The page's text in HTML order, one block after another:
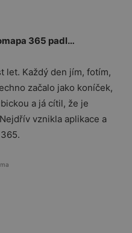
365 padl…
let. Každý den jím, fotím,
začalo jako koníček,
a já cítil, že je
vznikla aplikace a